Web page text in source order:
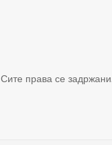
Сите права се задржани.